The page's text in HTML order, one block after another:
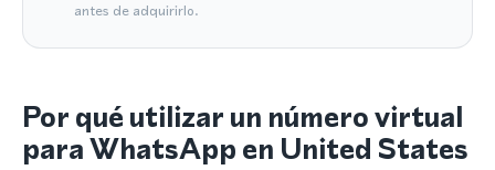
antes de adquirirlo.
Por qué utilizar un número virtual
para WhatsApp en United States